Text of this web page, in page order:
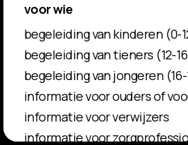
voor wie
begeleiding van kinderen (0-
begeleiding van tieners (12-
begeleiding van jongeren
informatie voor ouders of
informatie voor verwijzers
informatie voor